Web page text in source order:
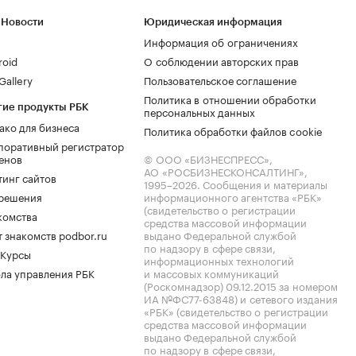
продукты РБК
для бизнеса
регистратор
сайтов
знакомств podbor.ru
управления РБК
Юридическая информация
Информация об ограничениях
О соблюдении авторских прав
Пользовательское соглашение
Политика в отношении обработки
персональных данных
Политика обработки файлов cookie
© ООО «БИЗНЕСПРЕСС»,
АО «РОСБИЗНЕСКОНСАЛТИНГ»,
1995–2026. Сообщения и материалы
информационного агентства «РБК»
(свидетельство о регистрации
средства массовой информации
выдано Федеральной службой
по надзору в сфере связи,
информационных технологий
и массовых коммуникаций
(Роскомнадзор) 09.12.2015 за номером
ИА №ФС77-63848) и сетевого издания
«РБК» (свидетельство о регистрации
средства массовой информации
выдано Федеральной службой
по надзору в сфере связи,